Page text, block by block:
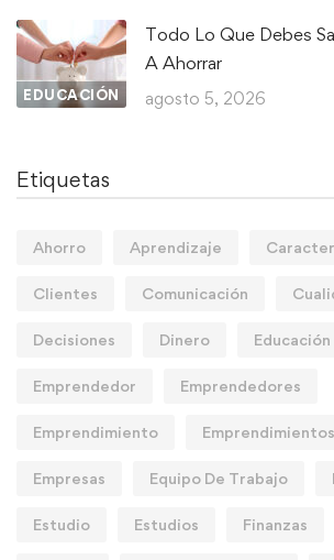
EDUCACIÓN
Todo Lo Que Debes
A Ahorrar
agosto 5, 2026
Etiquetas
Ahorro Aprendizaje
Clientes Comunicación
Decisiones Dinero Educación
Emprendedor Emprendedores
Emprendimiento Emprendimientos
Empresas Equipo De Trabajo
Estudio Estudios Finanzas